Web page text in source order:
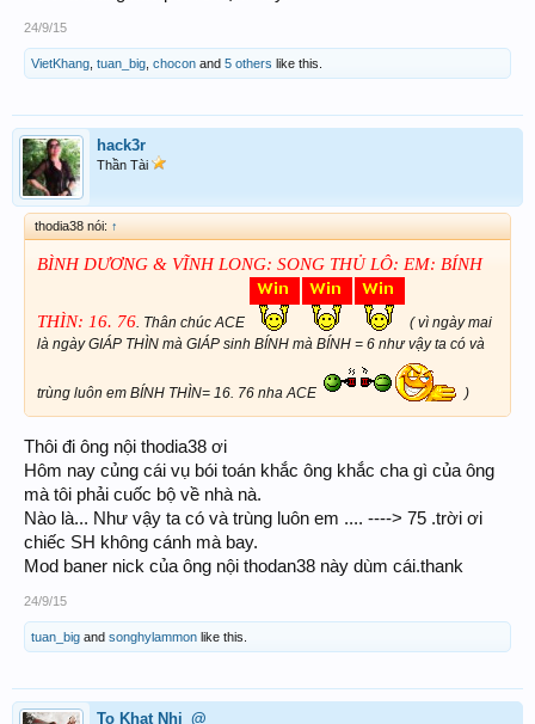
24/9/15
VietKhang tuan_big chocon and 5 others like this.
hack3r
Thần Tài
thodia38 nói: ↑
BÌNH DƯƠNG & VĨNH LONG: SONG THỦ LÔ: EM: BÍNH
THÌN: 16. 76. Thân chúc ACE
( vì ngày mai
là ngày GIÁP THÌN mà GIÁP sinh BÍNH mà BÍNH = 6 như vậy ta có và
trùng luôn em BÍNH THÌN= 16. 76 nha ACE )
Thôi đi ông nội thodia38 ơi
Hôm nay củng cái vụ bói toán khắc ông khắc cha gì của ông
mà tôi phải cuốc bộ về nhà nà.
Nào là... Như vậy ta có và trùng luôn em .... ----> 75 .trời ơi
chiếc SH không cánh mà bay.
Mod baner nick của ông nội thodan38 này dùm cái.thank
24/9/15
tuan_big and songhylammon like this.
To Khat Nhi_@